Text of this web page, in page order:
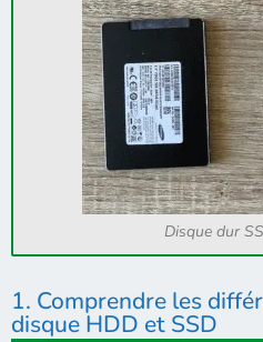
Disque dur
1. Comprendre les
disque HDD et SSD